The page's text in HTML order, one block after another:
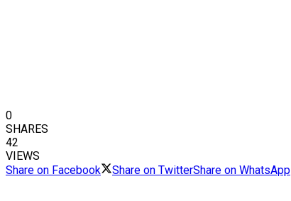
0
SHARES
42
VIEWS
Share on Facebook
Share on TwitterShare on WhatsApp